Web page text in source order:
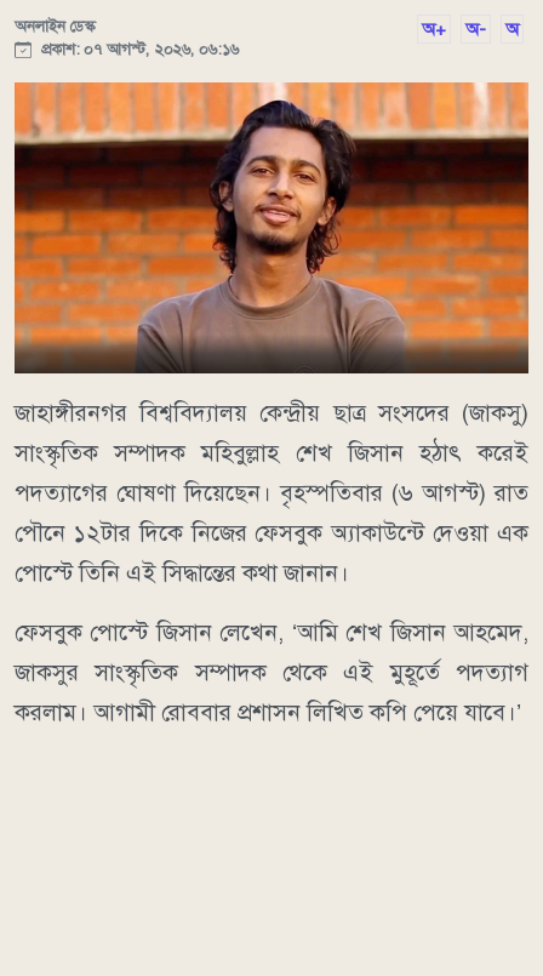
অনলাইন ডেস্ক
প্রকাশ: ০৭ আগস্ট, ২০২৬, ০৬:১৬
অ+ অ- অ
জাহাঙ্গীরনগর বিশ্ববিদ্যালয় কেন্দ্রীয় ছাত্র সংসদের (জাকসু)
সাংস্কৃতিক সম্পাদক মহিবুল্লাহ শেখ জিসান হঠাৎ করেই
পদত্যাগের ঘোষণা দিয়েছেন। বৃহস্পতিবার (৬ আগস্ট) রাত
পৌনে ১২টার দিকে নিজের ফেসবুক অ্যাকাউন্টে দেওয়া এক
পোস্টে তিনি এই সিদ্ধান্তের কথা জানান।
ফেসবুক পোস্টে জিসান লেখেন, ‘আমি শেখ জিসান আহমেদ,
জাকসুর সাংস্কৃতিক সম্পাদক থেকে এই মুহূর্তে পদত্যাগ
করলাম। আগামী রোববার প্রশাসন লিখিত কপি পেয়ে যাবে।’